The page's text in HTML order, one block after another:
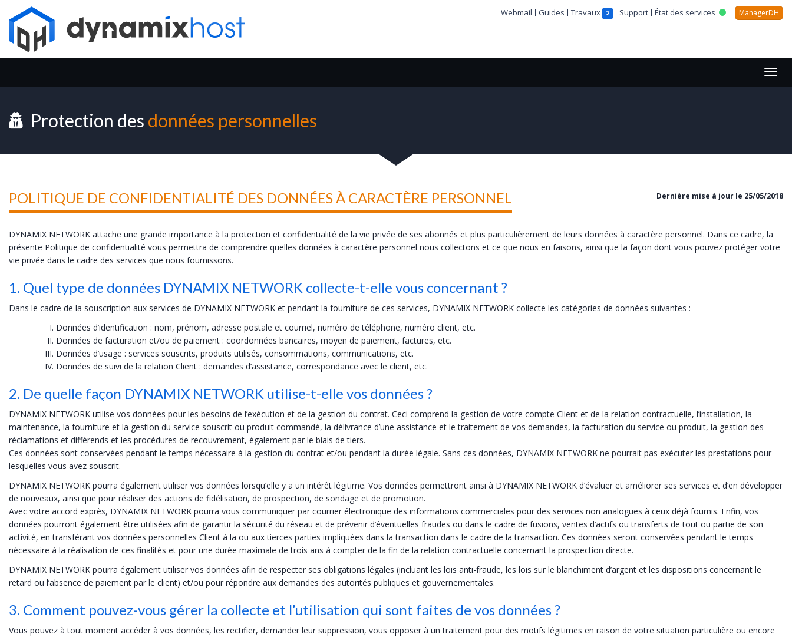
ManagerDH
Webmail Guides Travaux 2 Support État des services
Protection des données personnelles
Dernière mise à jour le 25/05/2018
POLITIQUE DE CONFIDENTIALITÉ DES DONNÉES À CARACTÈRE PERSONNEL
DYNAMIX NETWORK attache une grande importance à la protection et confidentialité de la vie privée de ses abonnés et plus particulièrement de leurs données à caractère personnel. Dans ce cadre, la
présente Politique de confidentialité vous permettra de comprendre quelles données à caractère personnel nous collectons et ce que nous en faisons, ainsi que la façon dont vous pouvez protéger votre
vie privée dans le cadre des services que nous fournissons.
1. Quel type de données DYNAMIX NETWORK collecte-t-elle vous concernant ?
Dans le cadre de la souscription aux services de DYNAMIX NETWORK et pendant la fourniture de ces services, DYNAMIX NETWORK collecte les catégories de données suivantes :
Données d’identification : nom, prénom, adresse postale et courriel, numéro de téléphone, numéro client, etc.
Données de facturation et/ou de paiement : coordonnées bancaires, moyen de paiement, factures, etc.
Données d’usage : services souscrits, produits utilisés, consommations, communications, etc.
Données de suivi de la relation Client : demandes d’assistance, correspondance avec le client, etc.
2. De quelle façon DYNAMIX NETWORK utilise-t-elle vos données ?
DYNAMIX NETWORK utilise vos données pour les besoins de l’exécution et de la gestion du contrat. Ceci comprend la gestion de votre compte Client et de la relation contractuelle, l’installation, la
maintenance, la fourniture et la gestion du service souscrit ou produit commandé, la délivrance d’une assistance et le traitement de vos demandes, la facturation du service ou produit, la gestion des
réclamations et différends et les procédures de recouvrement, également par le biais de tiers.
Ces données sont conservées pendant le temps nécessaire à la gestion du contrat et/ou pendant la durée légale. Sans ces données, DYNAMIX NETWORK ne pourrait pas exécuter les prestations pour
lesquelles vous avez souscrit.
DYNAMIX NETWORK pourra également utiliser vos données lorsqu’elle y a un intérêt légitime. Vos données permettront ainsi à DYNAMIX NETWORK d’évaluer et améliorer ses services et d’en développer
de nouveaux, ainsi que pour réaliser des actions de fidélisation, de prospection, de sondage et de promotion.
Avec votre accord exprès, DYNAMIX NETWORK pourra vous communiquer par courrier électronique des informations commerciales pour des services non analogues à ceux déjà fournis. Enfin, vos
données pourront également être utilisées afin de garantir la sécurité du réseau et de prévenir d’éventuelles fraudes ou dans le cadre de fusions, ventes d’actifs ou transferts de tout ou partie de son
activité, en transférant vos données personnelles Client à la ou aux tierces parties impliquées dans la transaction dans le cadre de la transaction. Ces données seront conservées pendant le temps
nécessaire à la réalisation de ces finalités et pour une durée maximale de trois ans à compter de la fin de la relation contractuelle concernant la prospection directe.
DYNAMIX NETWORK pourra également utiliser vos données afin de respecter ses obligations légales (incluant les lois anti-fraude, les lois sur le blanchiment d’argent et les dispositions concernant le
retard ou l’absence de paiement par le client) et/ou pour répondre aux demandes des autorités publiques et gouvernementales.
3. Comment pouvez-vous gérer la collecte et l’utilisation qui sont faites de vos données ?
Vous pouvez à tout moment accéder à vos données, les rectifier, demander leur suppression, vous opposer à un traitement pour des motifs légitimes en raison de votre situation particulière ou encore